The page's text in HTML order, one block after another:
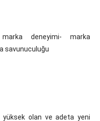
marka deneyimi- marka
savunuculuğu
yüksek olan ve adeta yeni